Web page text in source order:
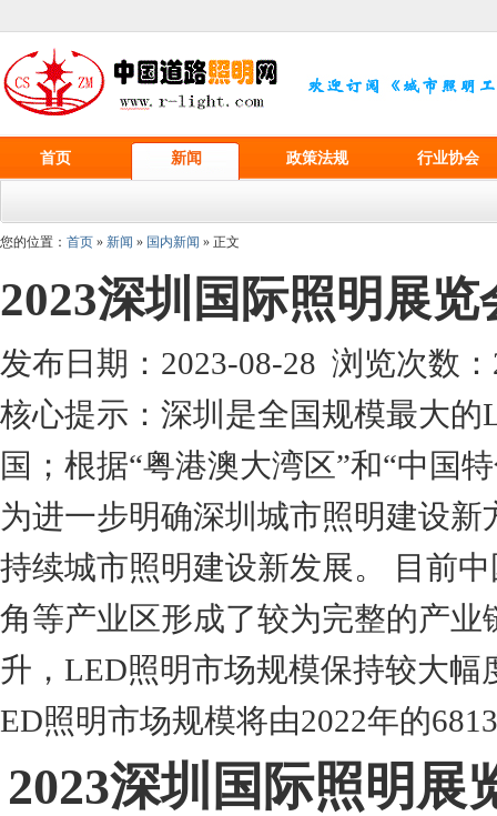
首页 新闻 政策法规 行业协会
您的位置： 首页 » 新闻 » 国内新闻 » 正文
2023深圳国际照明展览
发布日期：2023-08-28 浏览次数：
核心提示：深圳是全国规模最大
国；根据“粤港澳大湾区”和“中国
为进一步明确深圳城市照明建设
持续城市照明建设新发展。 目前
角等产业区形成了较为完整的产
升，LED照明市场规模保持较大
ED照明市场规模将由2022年的
2023深圳 国际照明展